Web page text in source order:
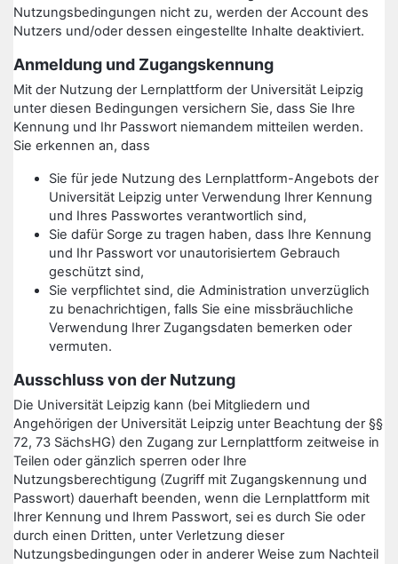
Nutzungsbedingungen nicht zu, werden der Account des
Nutzers und/oder dessen eingestellte Inhalte deaktiviert.
Anmeldung und Zugangskennung
Mit der Nutzung der Lernplattform der Universität Leipzig
unter diesen Bedingungen versichern Sie, dass Sie Ihre
Kennung und Ihr Passwort niemandem mitteilen werden.
Sie erkennen an, dass
Sie für jede Nutzung des Lernplattform-Angebots der
Universität Leipzig unter Verwendung Ihrer Kennung
und Ihres Passwortes verantwortlich sind,
Sie dafür Sorge zu tragen haben, dass Ihre Kennung
und Ihr Passwort vor unautorisiertem Gebrauch
geschützt sind,
Sie verpflichtet sind, die Administration unverzüglich
zu benachrichtigen, falls Sie eine missbräuchliche
Verwendung Ihrer Zugangsdaten bemerken oder
vermuten.
Ausschluss von der Nutzung
Die Universität Leipzig kann (bei Mitgliedern und
Angehörigen der Universität Leipzig unter Beachtung der §§
72, 73 SächsHG) den Zugang zur Lernplattform zeitweise in
Teilen oder gänzlich sperren oder Ihre
Nutzungsberechtigung (Zugriff mit Zugangskennung und
Passwort) dauerhaft beenden, wenn die Lernplattform mit
Ihrer Kennung und Ihrem Passwort, sei es durch Sie oder
durch einen Dritten, unter Verletzung dieser
Nutzungsbedingungen oder in anderer Weise zum Nachteil